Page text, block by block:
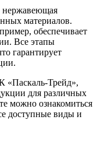
нержавеющая
материалов.
обеспечивает
Все этапы
гарантирует
«Паскаль-Трейд»,
для различных
можно ознакомиться
доступные виды и